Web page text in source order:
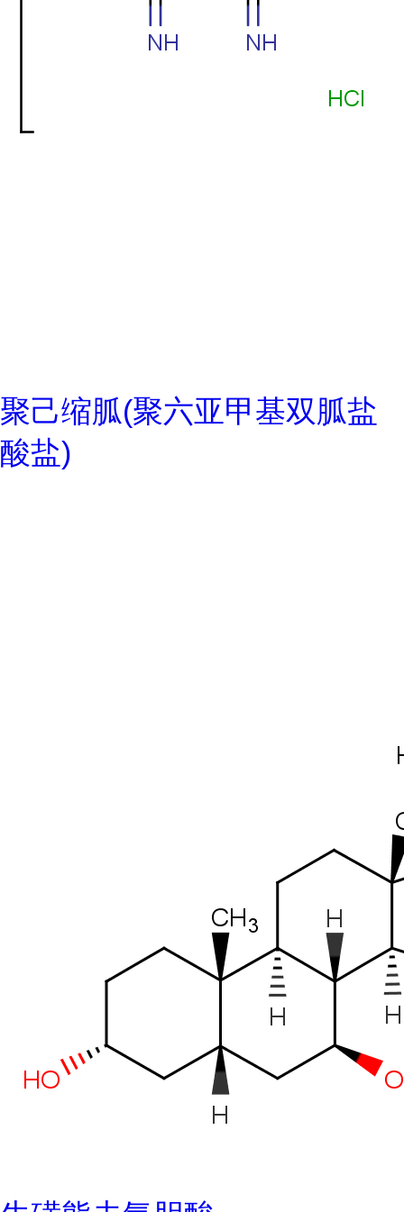
聚己缩胍(聚六亚甲基双胍盐
酸盐)